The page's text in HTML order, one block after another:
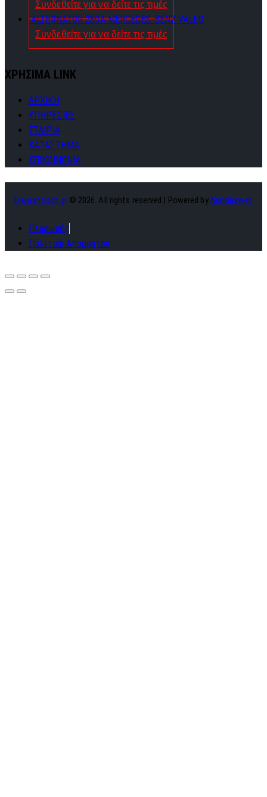
Συνδεθείτε για να δείτε τις τιμές
ALTERNATOR 280A MERCEDES-BENZ VALEO
Συνδεθείτε για να δείτε τις τιμές
ΧΡΗΣΙΜΑ LINK
ΑΡΧΙΚΗ
ΥΠΗΡΕΣΙΕΣ
ΕΤΑΙΡΙΑ
ΚΑΤΑΣΤΗΜΑ
ΕΠΙΚΟΙΝΩΝΙΑ
Diamantisch.gr © 2026. All rights reserved | Powered by Nuntiusweb
Πληρωμές
Πολιτική Απορρήτου